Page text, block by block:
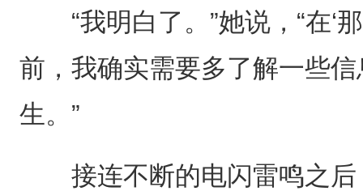
“我明白了。”她说，“在‘
前，我确实需要多了解一些
生。”
接连不断的电闪雷鸣之后